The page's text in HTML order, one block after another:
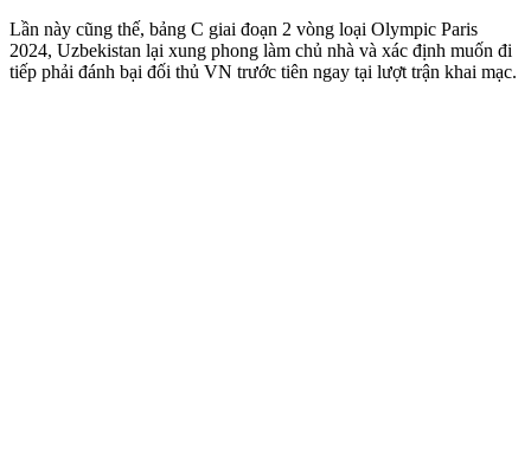
Lần này cũng thế, bảng C giai đoạn 2 vòng loại Olympic Paris
2024, Uzbekistan lại xung phong làm chủ nhà và xác định muốn đi
tiếp phải đánh bại đối thủ VN trước tiên ngay tại lượt trận khai mạc.